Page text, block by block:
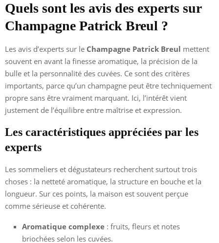
Quels sont les avis des experts sur
Champagne Patrick Breul ?
Les avis d’experts sur le Champagne Patrick Breul mettent
souvent en avant la finesse aromatique, la précision de la
bulle et la personnalité des cuvées. Ce sont des critères
importants, parce qu’un champagne peut être techniquement
propre sans être vraiment marquant. Ici, l’intérêt vient
justement de l’équilibre entre maîtrise et expression.
Les caractéristiques appréciées par les
experts
Les sommeliers et dégustateurs recherchent surtout trois
choses : la netteté aromatique, la structure en bouche et la
longueur. Sur ces points, la maison est souvent perçue
comme sérieuse et cohérente.
Aromatique complexe : fruits, fleurs et notes
briochées selon les cuvées.